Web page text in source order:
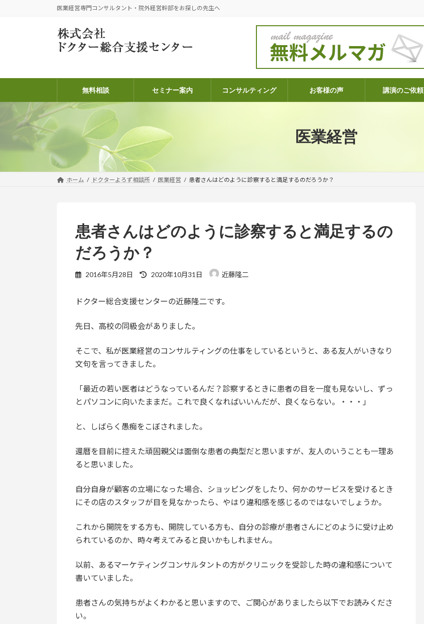
医業経営専門コンサルタント・院外経営幹部をお探しの先生へ
無料相談 セミナー案内 コンサルティング お客様の声 講演のご依頼
医業経営
ホーム ドクターよろず相談所 医業経営 患者さんはどのように診察すると満足するのだろうか？
患者さんはどのように診察すると満足するの
だろうか？
2016年5月28日
最
新
時
:
2020年10月31日 近藤隆二
ドクター総合支援センターの近藤隆二です。
先日、高校の同級会がありました。
そこで、私が医業経営のコンサルティングの仕事をしているというと、ある友人がいきなり
文句を言ってきました。
「最近の若い医者はどうなっているんだ？診察するときに患者の目を一度も見ないし、ずっ
とパソコンに向いたままだ。これで良くなればいいんだが、良くならない。・・・」
と、しばらく愚痴をこぼされました。
還暦を目前に控えた頑固親父は面倒な患者の典型だと思いますが、友人のいうことも一理あ
ると思いました。
自分自身が顧客の立場になった場合、ショッピングをしたり、何かのサービスを受けるとき
にその店のスタッフが目を見なかったら、やはり違和感を感じるのではないでしょうか。
これから開院をする方も、開院している方も、自分の診療が患者さんにどのように受け止め
られているのか、時々考えてみると良いかもしれません。
以前、あるマーケティングコンサルタントの方がクリニックを受診した時の違和感について
書いていました。
患者さんの気持ちがよくわかると思いますので、ご関心がありましたら以下でお読みくださ
い。